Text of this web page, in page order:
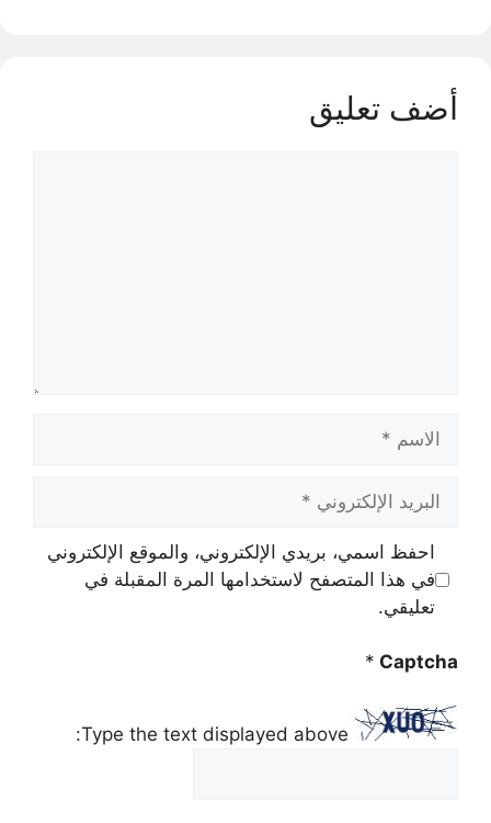
أضف تعليق
الإلكتروني
احفظ اسمي، بريدي الإلكتروني، والموقع الإلكتروني
في هذا المتصفح لاستخدامها المرة المقبلة في
تعليقي.
Captcha
*
Type the text displayed above: